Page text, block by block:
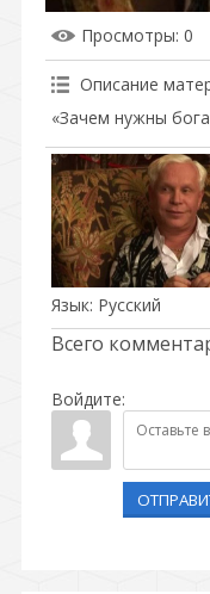
Просмотры: 0
Описание
«Зачем нужны
Язык: Русский
Всего
Войдите: